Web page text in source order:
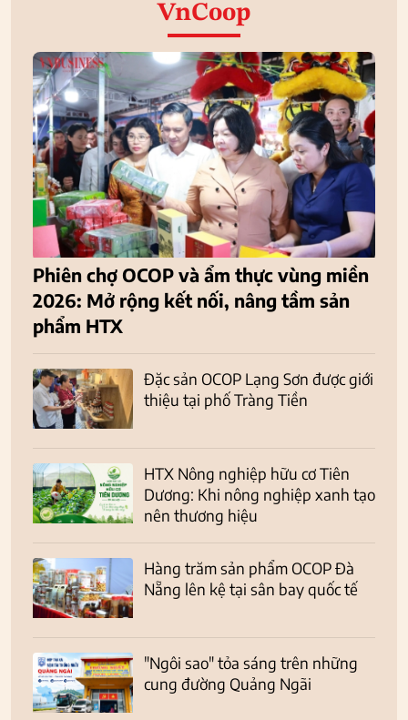
VnCoop
Phiên chợ OCOP và ẩm thực vùng miền
2026: Mở rộng kết nối, nâng tầm sản
phẩm HTX
Đặc sản OCOP Lạng Sơn được giới
thiệu tại phố Tràng Tiền
HTX Nông nghiệp hữu cơ Tiên
Dương: Khi nông nghiệp xanh tạo
nên thương hiệu
Hàng trăm sản phẩm OCOP Đà
Nẵng lên kệ tại sân bay quốc tế
"Ngôi sao" tỏa sáng trên những
cung đường Quảng Ngãi